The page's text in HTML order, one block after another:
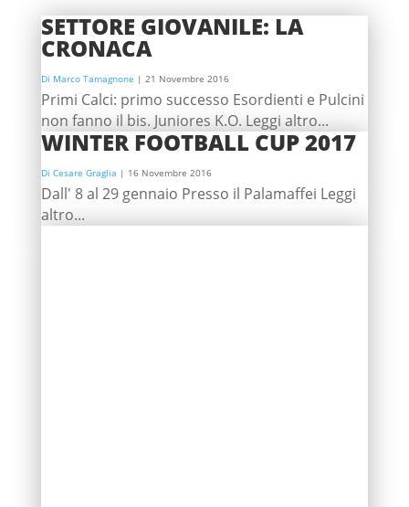
SETTORE GIOVANILE: LA
CRONACA
Di Marco Tamagnone | 21 Novembre 2016
Primi Calci: primo successo Esordienti e Pulcini
non fanno il bis. Juniores K.O. Leggi altro...
WINTER FOOTBALL CUP 2017
Di Cesare Graglia | 16 Novembre 2016
Dall' 8 al 29 gennaio Presso il Palamaffei Leggi
altro...